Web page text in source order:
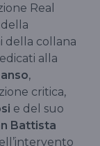
Real
della collana
alla
,
critica,
e del suo
Battista